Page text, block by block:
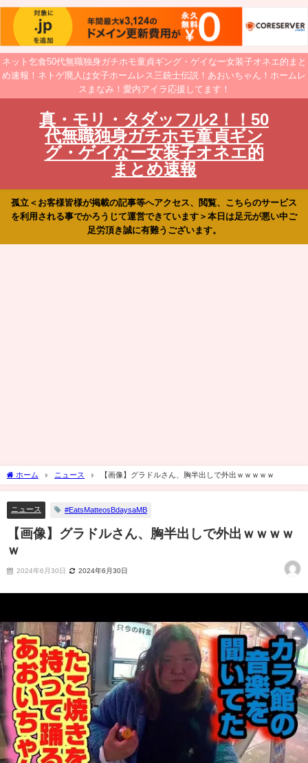
ネット乞食50代無職独身ガチホモ童貞ギング・ゲイなー女装子オネエ的まと
め速報！ネトゲ廃人は女子ホームレス三銃士伝説！あおいちゃん！ホームレ
スまなみ！愛内アイラ応援してます！
真・モリ・タダッフル2！！50
代無職独身ガチホモ童貞ギン
グ・ゲイなー女装子オネエ的
まとめ速報
孤立＜お客様皆様が掲載の記事等へアクセス、閲覧、こちらのサービス
を利用される事でかろうじて運営できています＞本日は足元が悪い中ご
足労頂き誠に有難うございます。
ホーム ニュース 【画像】グラドルさん、胸半出しで外出ｗｗｗｗｗ
ニュース #EatsMatteosBdaysaMB
【画像】グラドルさん、胸半出しで外出ｗｗｗｗ
ｗ
2024年6月30日 2024年6月30日